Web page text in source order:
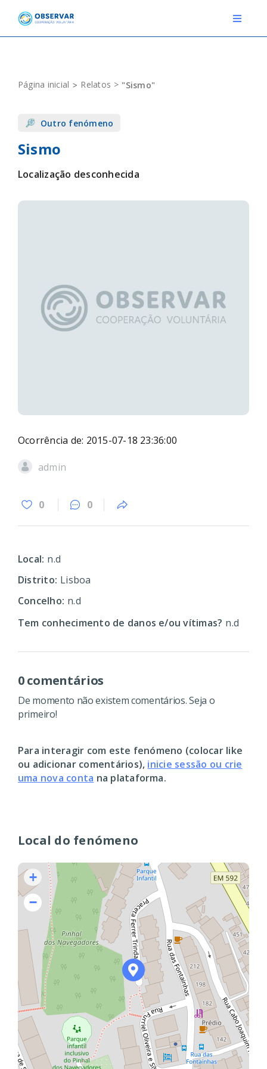
content
Toggle
EVENTOS
DEFINIÇÕES
F.A.Q.
Página inicial Relatos "Sismo"
Local do fenómeno
+
−
Outro fenómeno
Sismo
Localização desconhecida
Ocorrência de: 2015-07-18 23:36:00
admin
0 0
Local: n.d
Distrito: Lisboa
Concelho: n.d
Tem conhecimento de danos e/ou vítimas? n.d
0 comentários
De momento não existem comentários. Seja o
primeiro!
Para interagir com este fenómeno (colocar like
ou adicionar comentários), inicie sessão ou crie
uma nova conta na plataforma.